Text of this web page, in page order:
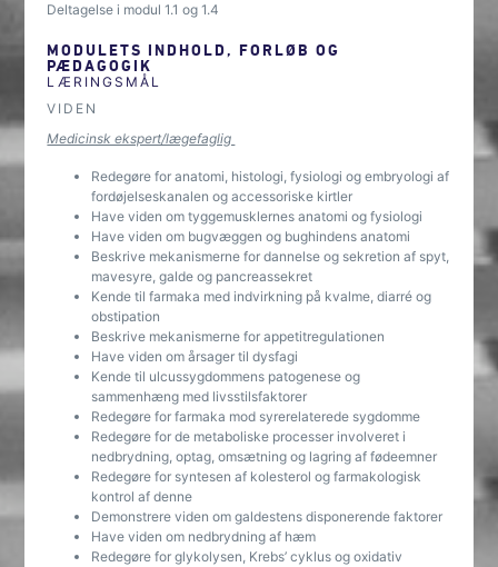
Deltagelse i modul 1.1 og 1.4
MODULETS INDHOLD, FORLØB OG
PÆDAGOGIK
LÆRINGSMÅL
VIDEN
Medicinsk ekspert/lægefaglig
Redegøre for anatomi, histologi, fysiologi og embryologi af
fordøjelseskanalen og accessoriske kirtler
Have viden om tyggemusklernes anatomi og fysiologi
Have viden om bugvæggen og bughindens anatomi
Beskrive mekanismerne for dannelse og sekretion af spyt,
mavesyre, galde og pancreassekret
Kende til farmaka med indvirkning på kvalme, diarré og
obstipation
Beskrive mekanismerne for appetitregulationen
Have viden om årsager til dysfagi
Kende til ulcussygdommens patogenese og
sammenhæng med livsstilsfaktorer
Redegøre for farmaka mod syrerelaterede sygdomme
Redegøre for de metaboliske processer involveret i
nedbrydning, optag, omsætning og lagring af fødeemner
Redegøre for syntesen af kolesterol og farmakologisk
kontrol af denne
Demonstrere viden om galdestens disponerende faktorer
Have viden om nedbrydning af hæm
Redegøre for glykolysen, Krebs’ cyklus og oxidativ